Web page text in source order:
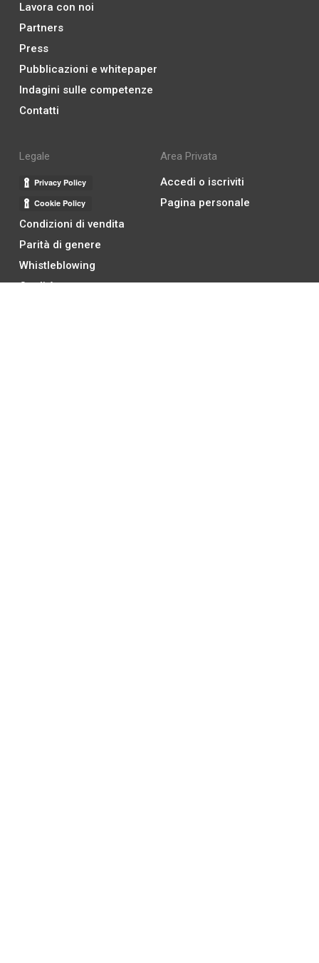
Lavora con noi
Partners
Press
Pubblicazioni e whitepaper
Indagini sulle competenze
Contatti
Legale
Condizioni di vendita
Parità di genere
Whistleblowing
Qualità
Area Privata
Accedi o iscriviti
Pagina personale